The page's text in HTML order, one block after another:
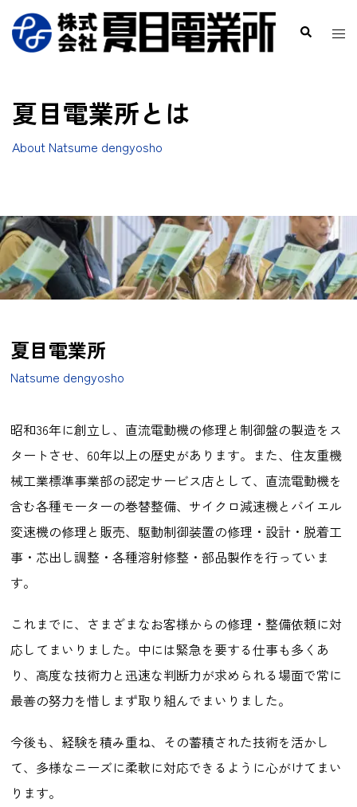
夏目電業所とは
About Natsume dengyosho
夏目電業所
Natsume dengyosho
昭和36年に創立し、直流電動機の修理と制御盤の製造をス
タートさせ、60年以上の歴史があります。また、住友重機
械工業標準事業部の認定サービス店として、直流電動機を
含む各種モーターの巻替整備、サイクロ減速機とバイエル
変速機の修理と販売、駆動制御装置の修理・設計・脱着工
事・芯出し調整・各種溶射修整・部品製作を行っていま
す。
これまでに、さまざまなお客様からの修理・整備依頼に対
応してまいりました。中には緊急を要する仕事も多くあ
り、高度な技術力と迅速な判断力が求められる場面で常に
最善の努力を惜しまず取り組んでまいりました。
今後も、経験を積み重ね、その蓄積された技術を活かし
て、多様なニーズに柔軟に対応できるように心がけてまい
ります。